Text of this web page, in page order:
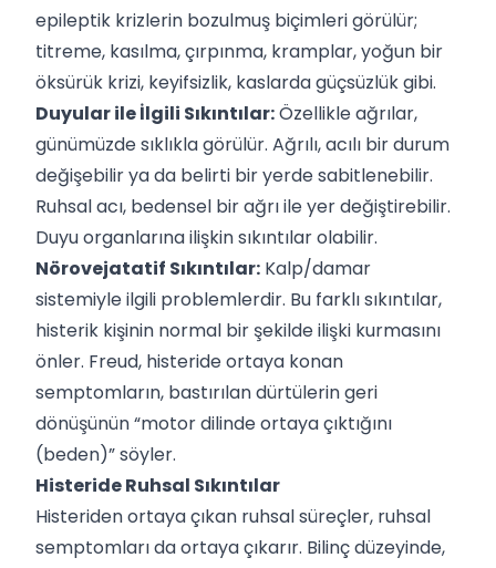
epileptik krizlerin bozulmuş biçimleri görülür;
titreme, kasılma, çırpınma, kramplar, yoğun bir
öksürük krizi, keyifsizlik, kaslarda güçsüzlük gibi.
Duyular ile İlgili Sıkıntılar:Özellikle ağrılar,
günümüzde sıklıkla görülür. Ağrılı, acılı bir durum
değişebilir ya da belirti bir yerde sabitlenebilir.
Ruhsal acı, bedensel bir ağrı ile yer değiştirebilir.
Duyu organlarına ilişkin sıkıntılar olabilir.
Nörovejatatif Sıkıntılar: Kalp/damar
sistemiyle ilgili problemlerdir. Bu farklı sıkıntılar,
histerik kişinin normal bir şekilde ilişki kurmasını
önler. Freud, histeride ortaya konan
semptomların, bastırılan dürtülerin geri
dönüşünün “motor dilinde ortaya çıktığını
(beden)” söyler.
Histeride Ruhsal Sıkıntılar
Histeriden ortaya çıkan ruhsal süreçler, ruhsal
semptomları da ortaya çıkarır. Bilinç düzeyinde,